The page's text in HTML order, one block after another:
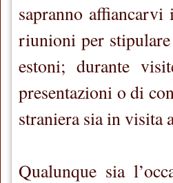
sapranno
riunioni per
estoni; durante
presentazioni o di
straniera sia in visita
Qualunque sia